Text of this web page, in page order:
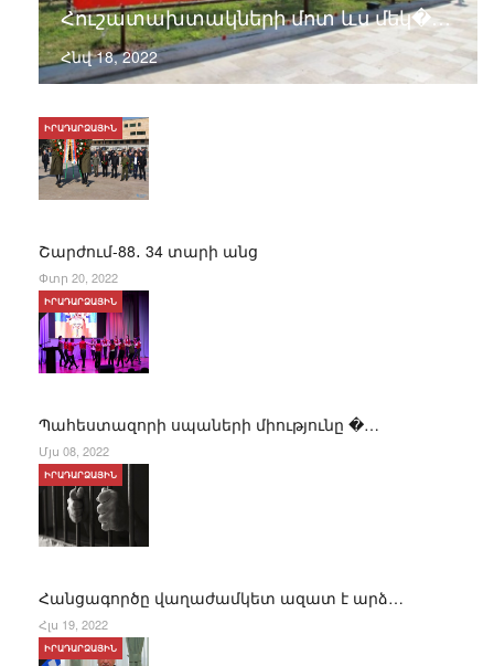
Հուշատախտակների մոտ ևս մեկ�…
Հնվ 18, 2022
Շարժում-88․ 34 տարի անց
ԻՐԱԴԱՐՁԱՅԻՆ
Փտր 20, 2022
Պահեստազորի սպաների միությունը �…
ԻՐԱԴԱՐՁԱՅԻՆ
Մյս 08, 2022
Հանցագործը վաղաժամկետ ազատ է արձ…
ԻՐԱԴԱՐՁԱՅԻՆ
Հլս 19, 2022
ԻՐԱԴԱՐՁԱՅԻՆ